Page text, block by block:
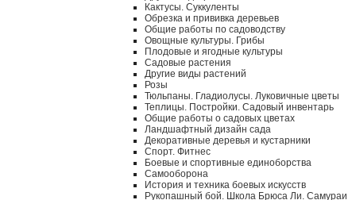
Кактусы. Суккуленты
Обрезка и прививка деревьев
Общие работы по садоводству
Овощные культуры. Грибы
Плодовые и ягодные культуры
Садовые растения
Другие виды растений
Розы
Тюльпаны. Гладиолусы. Луковичные цветы
Теплицы. Постройки. Садовый инвентарь
Общие работы о садовых цветах
Ландшафтный дизайн сада
Декоративные деревья и кустарники
Спорт. Фитнес
Боевые и спортивные единоборства
Самооборона
История и техника боевых искусств
Рукопашный бой. Школа Брюса Ли. Самураи